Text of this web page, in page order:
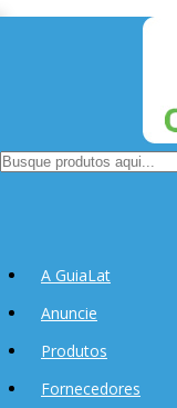
A GuiaLat
Anuncie
Produtos
Fornecedores